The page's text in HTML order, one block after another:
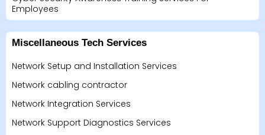
Employees
Miscellaneous Tech Services
Network Setup and Installation Services
Network cabling contractor
Network Integration Services
Network Support Diagnostics Services